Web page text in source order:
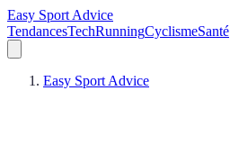
Easy Sport Advice
TendancesTechRunningCyclismeSanté
Easy Sport Advice